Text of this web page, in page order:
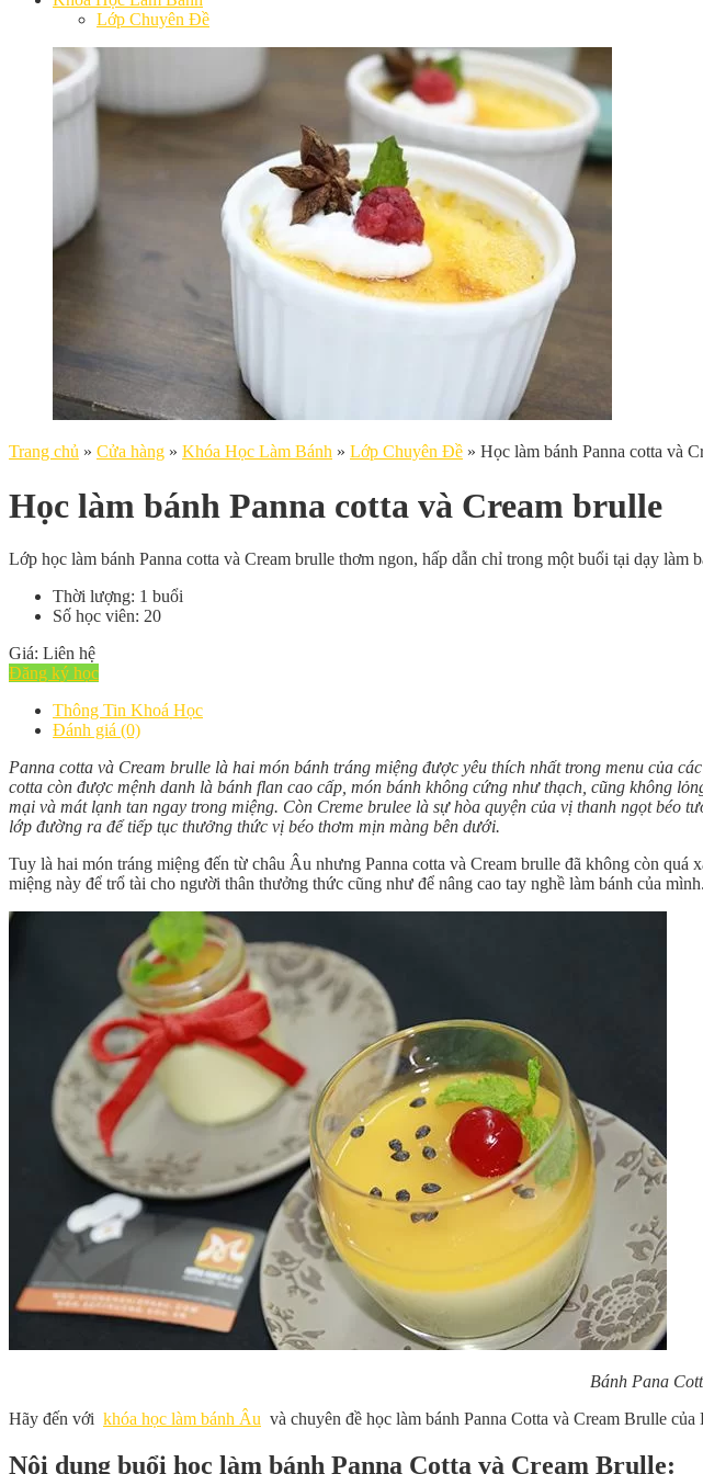
Lớp Chuyên Đề
Trang chủ » Cửa hàng » Khóa Học Làm Bánh » Lớp Chuyên Đề » Học làm bánh Panna cotta và
Học làm bánh Panna cotta và Cream brulle
Lớp học làm bánh Panna cotta và Cream brulle thơm ngon, hấp dẫn chỉ trong một buổi tại dạy
Thời lượng: 1 buổi
Số học viên: 20
Giá: Liên hệ
Đăng ký học
Thông Tin Khoá Học
Đánh giá (0)
Panna cotta và Cream brulle là hai món bánh tráng miệng được yêu thích nhất trong menu của
cotta còn được mệnh danh là bánh flan cao cấp, món bánh không cứng như thạch, cũng không
mại và mát lạnh tan ngay trong miệng. Còn Creme brulee là sự hòa quyện của vị thanh ngọt
lớp đường ra để tiếp tục thưởng thức vị béo thơm mịn màng bên dưới.
Tuy là hai món tráng miệng đến từ châu Âu nhưng Panna cotta và Cream brulle đã không còn
miệng này để trổ tài cho người thân thưởng thức cũng như để nâng cao tay nghề làm bánh của mình.
Bánh Pana
Hãy đến với khóa học làm bánh Âu và chuyên đề học làm bánh Panna Cotta và Cream Brulle
Nội dung buổi học làm bánh Panna Cotta và Cream Brulle: